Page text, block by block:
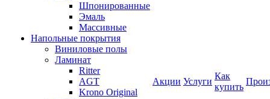
Шпонированные
Эмаль
Массивные
Напольные покрытия
Виниловые полы
Ламинат
Ritter
AGT
Krono Original
Акции Услуги
Как
купить